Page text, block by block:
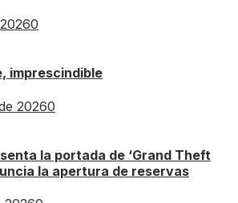
0
imprescindible
20260
la portada de ‘Grand Theft
la apertura de reservas